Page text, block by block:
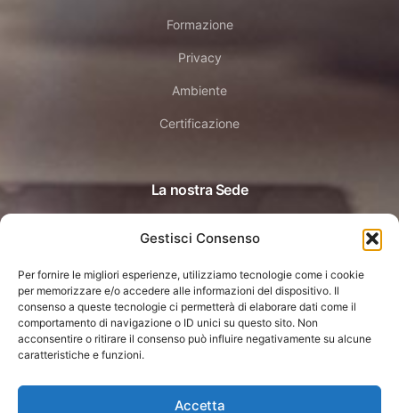
Gestisci Consenso
Per fornire le migliori esperienze, utilizziamo tecnologie come i cookie
per memorizzare e/o accedere alle informazioni del dispositivo. Il
consenso a queste tecnologie ci permetterà di elaborare dati come il
comportamento di navigazione o ID unici su questo sito. Non
acconsentire o ritirare il consenso può influire negativamente su alcune
caratteristiche e funzioni.
Accetta
Formazione
Privacy
Ambiente
Certificazione
La nostra Sede
Dossobuono (Verona)